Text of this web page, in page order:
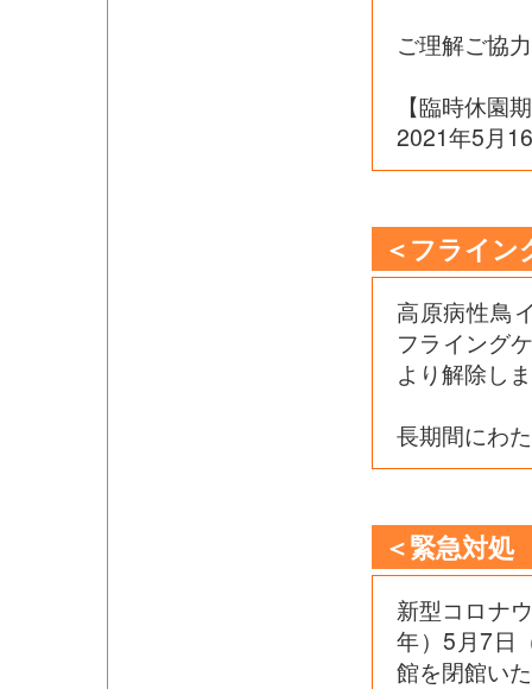
ご理解ご協
【臨時休園
2021年5月
＜フライン
高原病性鳥
フライング
より解除し
長期間にわ
＜緊急対
新型コロナ
年）5月7日
館を閉館い